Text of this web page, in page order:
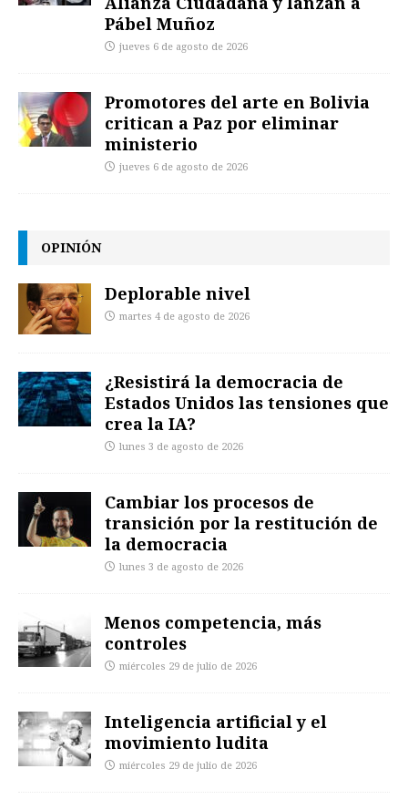
Pábel Muñoz
jueves 6 de agosto de 2026
Promotores del arte en Bolivia
critican a Paz por eliminar
ministerio
jueves 6 de agosto de 2026
OPINIÓN
Deplorable nivel
martes 4 de agosto de 2026
¿Resistirá la democracia de
Estados Unidos las tensiones que
crea la IA?
lunes 3 de agosto de 2026
Cambiar los procesos de
transición por la restitución de
la democracia
lunes 3 de agosto de 2026
Menos competencia, más
controles
miércoles 29 de julio de 2026
Inteligencia artificial y el
movimiento ludita
miércoles 29 de julio de 2026